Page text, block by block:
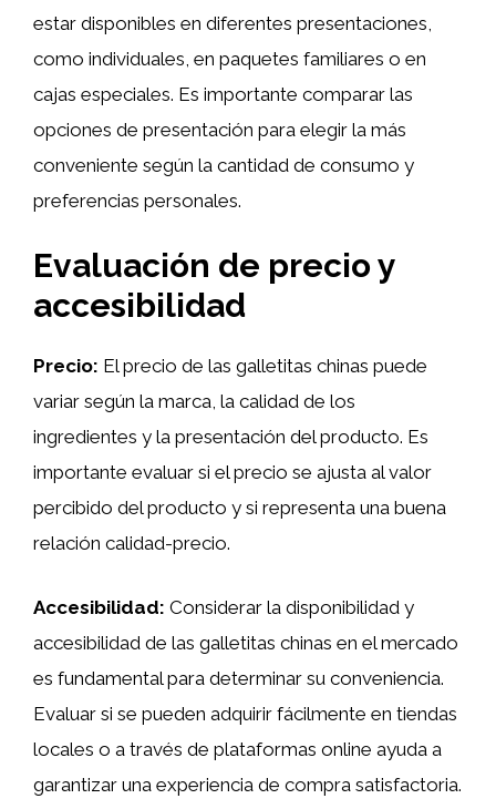
estar disponibles en diferentes presentaciones,
como individuales, en paquetes familiares o en
cajas especiales. Es importante comparar las
opciones de presentación para elegir la más
conveniente según la cantidad de consumo y
preferencias personales.
Evaluación de precio y
accesibilidad
Precio: El precio de las galletitas chinas puede
variar según la marca, la calidad de los
ingredientes y la presentación del producto. Es
importante evaluar si el precio se ajusta al valor
percibido del producto y si representa una buena
relación calidad-precio.
Accesibilidad: Considerar la disponibilidad y
accesibilidad de las galletitas chinas en el mercado
es fundamental para determinar su conveniencia.
Evaluar si se pueden adquirir fácilmente en tiendas
locales o a través de plataformas online ayuda a
garantizar una experiencia de compra satisfactoria.